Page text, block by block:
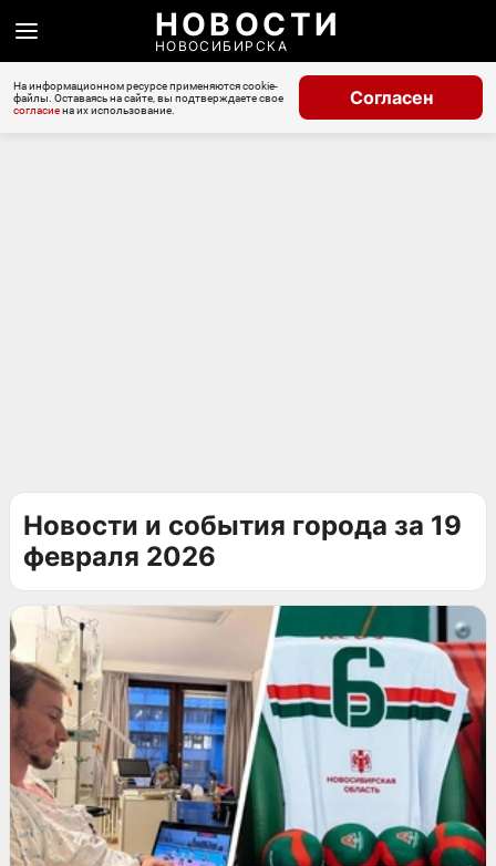
НОВОСТИ
НОВОСИБИРСКА
На информационном ресурсе применяются cookie-
файлы. Оставаясь на сайте, вы подтверждаете свое
согласиена их использование.
Согласен
Новости и события города за 19
февраля 2026